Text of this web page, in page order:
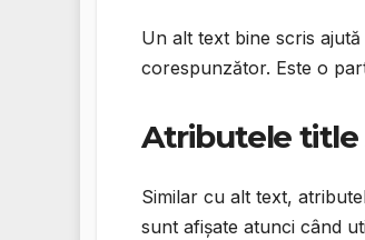
Un alt text bine scris
corespunzător. Este o
Atributele title
Similar cu alt text,
sunt afișate atunci când